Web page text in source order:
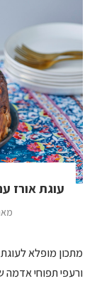
עוגת אורז
מתכון מופלא
ורעפי תפוחי אדמה